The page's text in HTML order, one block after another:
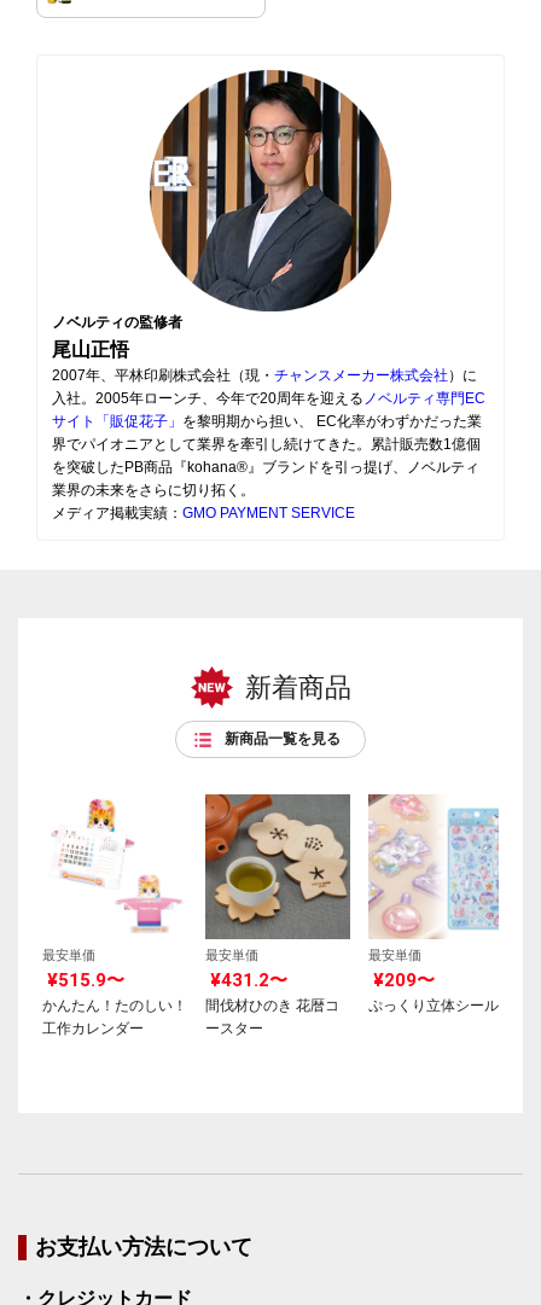
ノベルティの監修者
尾山正悟
2007年、平林印刷株式会社（現・ チャンスメーカー株式会社 ）に
入社。2005年ローンチ、今年で20周年を迎える ノベルティ専門EC
サイト「販促花子」 を黎明期から担い、 EC化率がわずかだった業
界でパイオニアとして業界を牽引し続けてきた。累計販売数1億個
を突破したPB商品『kohana®』ブランドを引っ提げ、ノベルティ
業界の未来をさらに切り拓く。
メディア掲載実績： GMO PAYMENT SERVICE
新着商品
新商品一覧を見る
最安単価
¥515.9〜
かんたん！たのしい！
工作カレンダー
最安単価
¥431.2〜
間伐材ひのき 花暦コ
ースター
最安単価
¥209〜
ぷっくり立体シール
お支払い方法について
・クレジットカード